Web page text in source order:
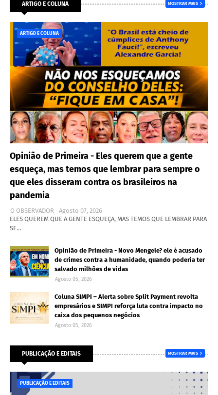
ARTIGO E COLUNA MOSTRAR MAIS
ARTIGO E COLUNA
Opinião de Primeira - Eles querem que a gente
esqueça, mas temos que lembrar para sempre o
que eles disseram contra os brasileiros na
pandemia
O OBSERVADOR
Agosto 07, 2026
ELES QUEREM QUE A GENTE ESQUEÇA, MAS TEMOS QUE LEMBRAR PARA
SE…
Opinião de Primeira - Novo Mengele? ele é acusado
de crimes contra a humanidade, quando poderia ter
salvado milhões de vidas
Agosto 05, 2026
Coluna SIMPI – Alerta sobre Split Payment revolta
empresários e SIMPI reforça luta contra impacto no
caixa dos pequenos negócios
Agosto 05, 2026
PUBLICAÇÃO E EDITAIS MOSTRAR MAIS
PUBLICAÇÃO E EDITAIS